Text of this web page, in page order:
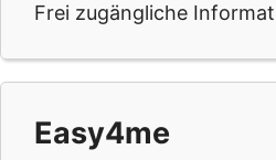
Frei zugängliche
Easy4me